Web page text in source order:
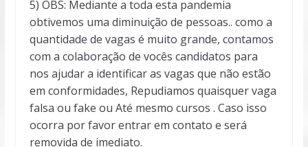
5) OBS: Mediante a toda esta pandemia
obtivemos uma diminuição de pessoas.. como a
quantidade de vagas é muito grande, contamos
com a colaboração de vocês candidatos para
nos ajudar a identificar as vagas que não estão
em conformidades, Repudiamos quaisquer vaga
falsa ou fake ou Até mesmo cursos . Caso isso
ocorra por favor entrar em contato e será
removida de imediato.